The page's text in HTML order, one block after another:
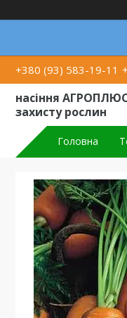
+380 (93) 583-19-11
насіння
захисту рослин
Головна